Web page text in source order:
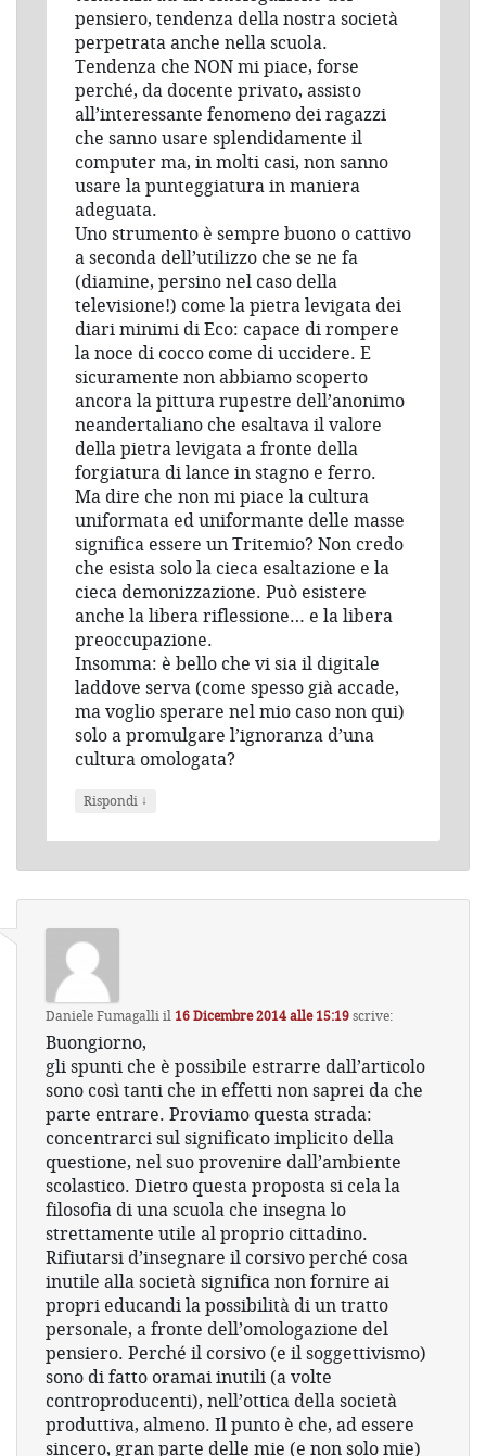
pensiero, tendenza della nostra società
perpetrata anche nella scuola.
Tendenza che NON mi piace, forse
perché, da docente privato, assisto
all’interessante fenomeno dei ragazzi
che sanno usare splendidamente il
computer ma, in molti casi, non sanno
usare la punteggiatura in maniera
adeguata.
Uno strumento è sempre buono o cattivo
a seconda dell’utilizzo che se ne fa
(diamine, persino nel caso della
televisione!) come la pietra levigata dei
diari minimi di Eco: capace di rompere
la noce di cocco come di uccidere. E
sicuramente non abbiamo scoperto
ancora la pittura rupestre dell’anonimo
neandertaliano che esaltava il valore
della pietra levigata a fronte della
forgiatura di lance in stagno e ferro.
Ma dire che non mi piace la cultura
uniformata ed uniformante delle masse
significa essere un Tritemio? Non credo
che esista solo la cieca esaltazione e la
cieca demonizzazione. Può esistere
anche la libera riflessione… e la libera
preoccupazione.
Insomma: è bello che vi sia il digitale
laddove serva (come spesso già accade,
ma voglio sperare nel mio caso non qui)
solo a promulgare l’ignoranza d’una
cultura omologata?
Rispondi ↓
Daniele Fumagalliil16 Dicembre 2014 alle 15:19scrive:
Buongiorno,
gli spunti che è possibile estrarre dall’articolo
sono così tanti che in effetti non saprei da che
parte entrare. Proviamo questa strada:
concentrarci sul significato implicito della
questione, nel suo provenire dall’ambiente
scolastico. Dietro questa proposta si cela la
filosofia di una scuola che insegna lo
strettamente utile al proprio cittadino.
Rifiutarsi d’insegnare il corsivo perché cosa
inutile alla società significa non fornire ai
propri educandi la possibilità di un tratto
personale, a fronte dell’omologazione del
pensiero. Perché il corsivo (e il soggettivismo)
sono di fatto oramai inutili (a volte
controproducenti), nell’ottica della società
produttiva, almeno. Il punto è che, ad essere
sincero, gran parte delle mie (e non solo mie)